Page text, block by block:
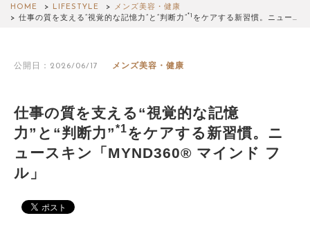
HOME LIFESTYLE
メンズ美容・健康
仕事の質を支える“視覚的な記憶力”と“判断力”*1 をケアする新習慣。ニュー…
公開日：2026/06/17 メンズ美容・健康
仕事の質を支える“視覚的な記憶
力”と“判断力”*1をケアする新習慣。ニ
ュースキン「MYND360® マインド フ
ル」